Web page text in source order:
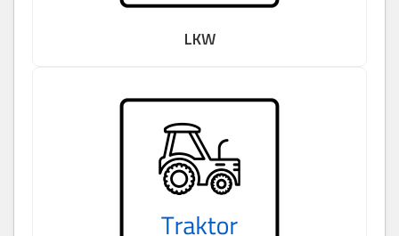
LKW